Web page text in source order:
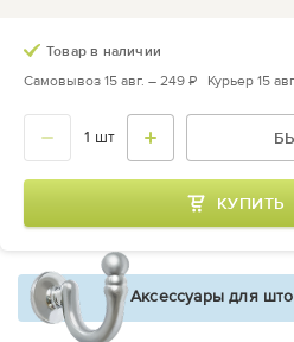
Товар в наличии
Самовывоз 15 авг. – 249 ₽ Курьер 15
КУПИТЬ
Аксессуары для